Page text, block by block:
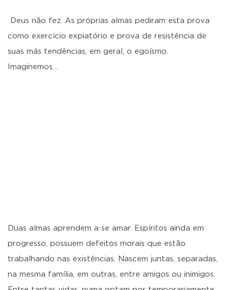
Deus não fez. As próprias almas pediram esta prova
como exercício expiatório e prova de resistência de
suas más tendências, em geral, o egoísmo.
Imaginemos…
Duas almas aprendem a se amar. Espíritos ainda em
progresso, possuem defeitos morais que estão
trabalhando nas existências. Nascem juntas, separadas,
na mesma família, em outras, entre amigos ou inimigos.